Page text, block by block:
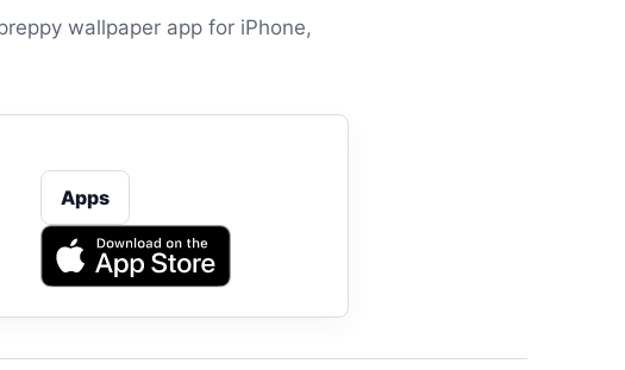
wallpaper app for iPhone,
Apps